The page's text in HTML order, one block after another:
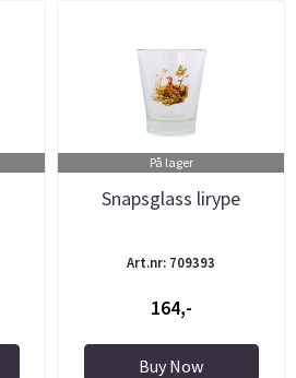
På lager
Snapsglass lirype
Art.nr: 709393
164,-
Buy Now